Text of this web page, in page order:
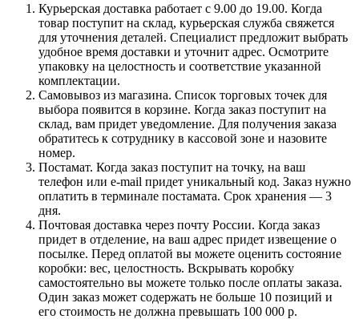
Курьерская доставка работает с 9.00 до 19.00. Когда
товар поступит на склад, курьерская служба свяжется
для уточнения деталей. Специалист предложит выбрать
удобное время доставки и уточнит адрес. Осмотрите
упаковку на целостность и соответствие указанной
комплектации.
Самовывоз из магазина. Список торговых точек для
выбора появится в корзине. Когда заказ поступит на
склад, вам придет уведомление. Для получения заказа
обратитесь к сотруднику в кассовой зоне и назовите
номер.
Постамат. Когда заказ поступит на точку, на ваш
телефон или e-mail придет уникальный код. Заказ нужно
оплатить в терминале постамата. Срок хранения — 3
дня.
Почтовая доставка через почту России. Когда заказ
придет в отделение, на ваш адрес придет извещение о
посылке. Перед оплатой вы можете оценить состояние
коробки: вес, целостность. Вскрывать коробку
самостоятельно вы можете только после оплаты заказа.
Один заказ может содержать не больше 10 позиций и
его стоимость не должна превышать 100 000 р.